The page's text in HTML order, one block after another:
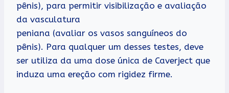
pênis), para permitir visibilização e avaliação
da vasculatura
peniana (avaliar os vasos sanguíneos do
pênis). Para qualquer um desses testes, deve
ser utiliza da uma dose única de Caverject que
induza uma ereção com rigidez firme.